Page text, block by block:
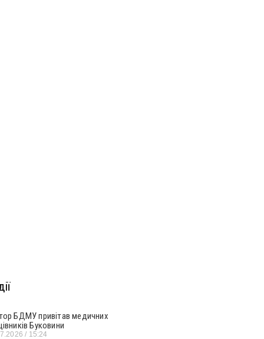
БДМУ привітав медичних
Буковини
15:24